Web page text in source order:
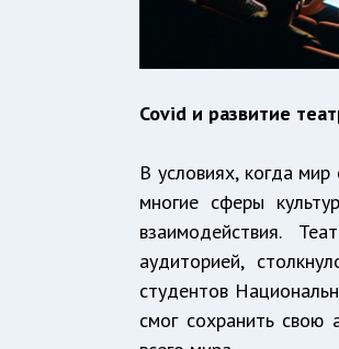
Covid и развитие
В условиях, когда
многие сферы
взаимодействия.
аудиторией,
студентов
смог сохранить свою